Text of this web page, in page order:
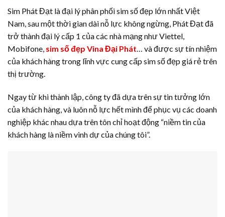
Sim Phát Đạt là đại lý phân phối sim số đẹp lớn nhất Việt
Nam, sau một thời gian dài nỗ lực không ngừng, Phát Đạt đã
trở thành đại lý cấp 1 của các nhà mạng như Viettel,
Mobifone, sim số đẹp Vina Đại Phát… và được sự tín nhiệm
của khách hàng trong lĩnh vực cung cấp sim số đẹp giá rẻ trên
thị trường.
Ngay từ khi thành lập, công ty đã dựa trên sự tin tưởng lớn
của khách hàng, và luôn nỗ lực hết mình để phục vụ các doanh
nghiệp khác nhau dựa trên tôn chỉ hoạt động “niềm tin của
khách hàng là niềm vinh dự của chúng tôi”.